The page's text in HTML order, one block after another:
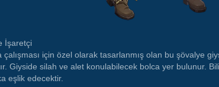
İşaretçi
çalışması için özel olarak tasarlanmış olan bu şövalye
Giyside silah ve alet konulabilecek bolca yer bulunur.
eşlik edecektir.